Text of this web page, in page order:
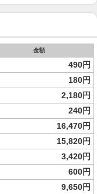
金額
490円
180円
2,180円
240円
16,470円
15,820円
3,420円
600円
9,650円